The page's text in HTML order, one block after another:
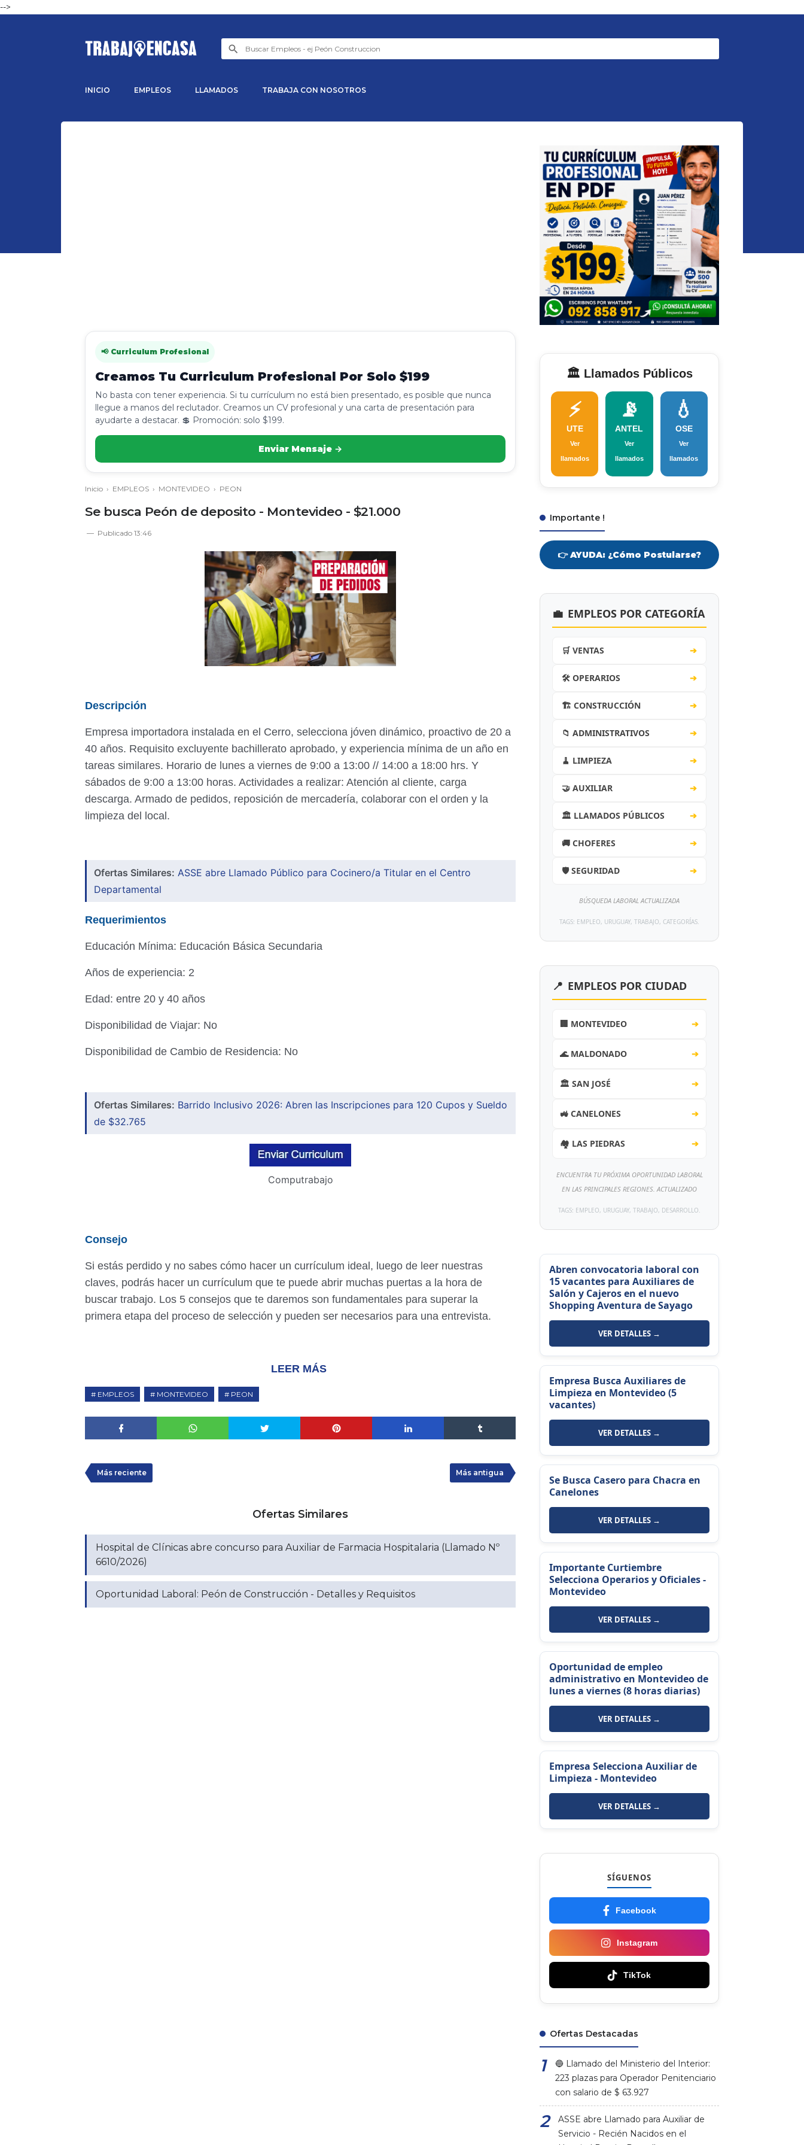
-->
INICIO EMPLEOS LLAMADOS TRABAJA CON NOSOTROS
📢 Curriculum Profesional
Creamos Tu Curriculum Profesional Por Solo $199
No basta con tener experiencia. Si tu currículum no está bien presentado, es posible que nunca
llegue a manos del reclutador. Creamos un CV profesional y una carta de presentación para
ayudarte a destacar. 💲 Promoción: solo $199.
Enviar Mensaje →
Inicio › EMPLEOS › MONTEVIDEO › PEON
Se busca Peón de deposito - Montevideo - $21.000
Publicado 13:46
Descripción
Empresa importadora instalada en el Cerro, selecciona jóven dinámico, proactivo de 20 a
40 años. Requisito excluyente bachillerato aprobado, y experiencia mínima de un año en
tareas similares. Horario de lunes a viernes de 9:00 a 13:00 // 14:00 a 18:00 hrs. Y
sábados de 9:00 a 13:00 horas. Actividades a realizar: Atención al cliente, carga
descarga. Armado de pedidos, reposición de mercadería, colaborar con el orden y la
limpieza del local.
Ofertas Similares: ASSE abre Llamado Público para Cocinero/a Titular en el Centro
Departamental
Requerimientos
Educación Mínima: Educación Básica Secundaria
Años de experiencia: 2
Edad: entre 20 y 40 años
Disponibilidad de Viajar: No
Disponibilidad de Cambio de Residencia: No
Ofertas Similares: Barrido Inclusivo 2026: Abren las Inscripciones para 120 Cupos y Sueldo
de $32.765
Computrabajo
Consejo
Si estás perdido y no sabes cómo hacer un currículum ideal, luego de leer nuestras
claves, podrás hacer un currículum que te puede abrir muchas puertas a la hora de
buscar trabajo. Los 5 consejos que te daremos son fundamentales para superar la
primera etapa del proceso de selección y pueden ser necesarios para una entrevista.
LEER MÁS
EMPLEOS MONTEVIDEO PEON
Más reciente Más antigua
Ofertas Similares
Hospital de Clínicas abre concurso para Auxiliar de Farmacia Hospitalaria (Llamado Nº
6610/2026)
Oportunidad Laboral: Peón de Construcción - Detalles y Requisitos
🏛️ Llamados Públicos
⚡
UTE
Ver
llamados
📡
ANTEL
Ver
llamados
💧
OSE
Ver
llamados
Importante !
👉 AYUDA: ¿Cómo Postularse?
💼 EMPLEOS POR CATEGORÍA
🛒 VENTAS ➔
🛠️ OPERARIOS ➔
🏗️ CONSTRUCCIÓN ➔
📁 ADMINISTRATIVOS ➔
🧹 LIMPIEZA ➔
🤝 AUXILIAR ➔
🏛️ LLAMADOS PÚBLICOS ➔
🚚 CHOFERES ➔
🛡️ SEGURIDAD ➔
BÚSQUEDA LABORAL ACTUALIZADA
TAGS: EMPLEO, URUGUAY, TRABAJO, CATEGORÍAS.
📍 EMPLEOS POR CIUDAD
🏢 MONTEVIDEO ➔
🌊 MALDONADO ➔
🏛️ SAN JOSÉ ➔
🚜 CANELONES ➔
🏘️ LAS PIEDRAS ➔
ENCUENTRA TU PRÓXIMA OPORTUNIDAD LABORAL
EN LAS PRINCIPALES REGIONES. ACTUALIZADO
TAGS: EMPLEO, URUGUAY, TRABAJO, DESARROLLO.
Abren convocatoria laboral con
15 vacantes para Auxiliares de
Salón y Cajeros en el nuevo
Shopping Aventura de Sayago
VER DETALLES →
Empresa Busca Auxiliares de
Limpieza en Montevideo (5
vacantes)
VER DETALLES →
Se Busca Casero para Chacra en
Canelones
VER DETALLES →
Importante Curtiembre
Selecciona Operarios y Oficiales -
Montevideo
VER DETALLES →
Oportunidad de empleo
administrativo en Montevideo de
lunes a viernes (8 horas diarias)
VER DETALLES →
Empresa Selecciona Auxiliar de
Limpieza - Montevideo
VER DETALLES →
SÍGUENOS
Facebook
Instagram
TikTok
Ofertas Destacadas
🔵 Llamado del Ministerio del Interior:
223 plazas para Operador Penitenciario
con salario de $ 63.927
ASSE abre Llamado para Auxiliar de
Servicio - Recién Nacidos en el